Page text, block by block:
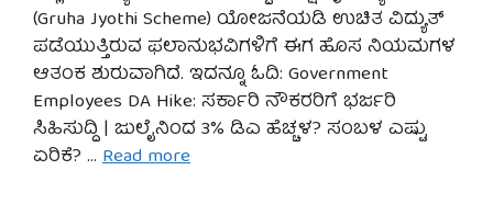
(Gruha Jyothi Scheme) ಯೋಜನೆಯಡಿ ಉಚಿತ ವಿದ್ಯುತ್
ಪಡೆಯುತ್ತಿರುವ ಫಲಾನುಭವಿಗಳಿಗೆ ಈಗ ಹೊಸ ನಿಯಮಗಳ
ಆತಂಕ ಶುರುವಾಗಿದೆ. ಇದನ್ನೂ ಓದಿ: Government
Employees DA Hike: ಸರ್ಕಾರಿ ನೌಕರರಿಗೆ ಭರ್ಜರಿ
ಸಿಹಿಸುದ್ದಿ | ಜುಲೈನಿಂದ 3% ಡಿಎ ಹೆಚ್ಚಳ? ಸಂಬಳ ಎಷ್ಟು
ಏರಿಕೆ? … Read more